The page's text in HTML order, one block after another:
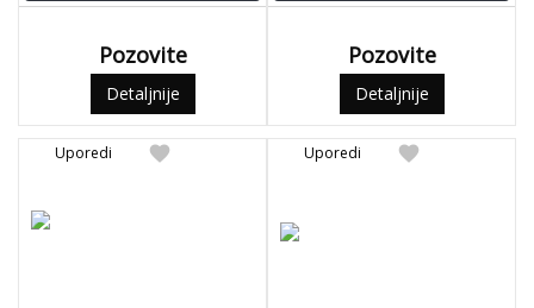
Pozovite
Detaljnije
Pozovite
Detaljnije
favorite
Uporedi favorite
Uporedi